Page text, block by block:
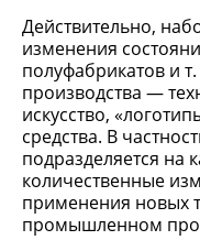
Действительно,
изменения
полуфабрикатов и
производства —
искусство,
средства. В
подразделяется на
количественные
применения новых
промышленном